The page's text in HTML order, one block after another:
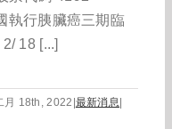
執行胰臟癌三期臨
18 [...]
月 18th, 2022 最新消息